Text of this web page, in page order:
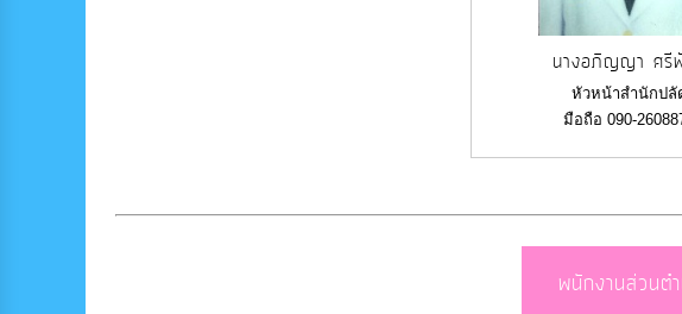
นางอภิญญา ศรี
หัวหน้าสำนักปลั
มือถือ 090-
พนักงานส่วนต